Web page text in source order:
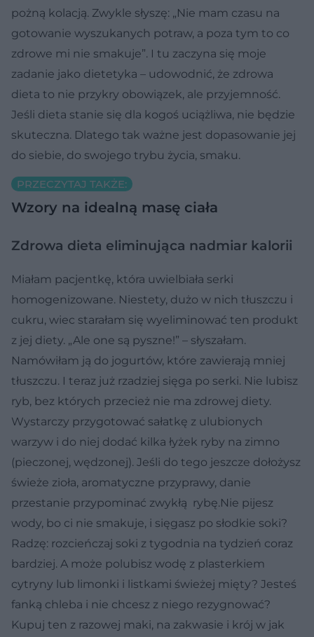
pożną kolacją. Zwykle słyszę: „Nie mam czasu na
gotowanie wyszukanych potraw, a poza tym to co
zdrowe mi nie smakuje”. I tu zaczyna się moje
zadanie jako dietetyka – udowodnić, że zdrowa
dieta to nie przykry obowiązek, ale przyjemność.
Jeśli dieta stanie się dla kogoś uciążliwa, nie będzie
skuteczna. Dlatego tak ważne jest dopasowanie jej
do siebie, do swojego trybu życia, smaku.
PRZECZYTAJ TAKŻE:
Wzory na idealną masę ciała
Zdrowa dieta eliminująca nadmiar kalorii
Miałam pacjentkę, która uwielbiała serki
homogenizowane. Niestety, dużo w nich tłuszczu i
cukru, wiec starałam się wyeliminować ten produkt
z jej diety. „Ale one są pyszne!” – słyszałam.
Namówiłam ją do jogurtów, które zawierają mniej
tłuszczu. I teraz już rzadziej sięga po serki. Nie lubisz
ryb, bez których przecież nie ma zdrowej diety.
Wystarczy przygotować sałatkę z ulubionych
warzyw i do niej dodać kilka łyżek ryby na zimno
(pieczonej, wędzonej). Jeśli do tego jeszcze dołożysz
świeże zioła, aromatyczne przyprawy, danie
przestanie przypominać zwykłą rybę.Nie pijesz
wody, bo ci nie smakuje, i sięgasz po słodkie soki?
Radzę: rozcieńczaj soki z tygodnia na tydzień coraz
bardziej. A może polubisz wodę z plasterkiem
cytryny lub limonki i listkami świeżej mięty? Jesteś
fanką chleba i nie chcesz z niego rezygnować?
Kupuj ten z razowej maki, na zakwasie i krój w jak